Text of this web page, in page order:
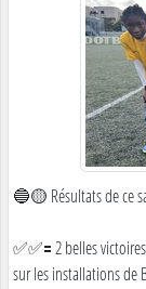
🔵🟡 Résultats de ce
✅✅🟰 2 belles
sur les installations de